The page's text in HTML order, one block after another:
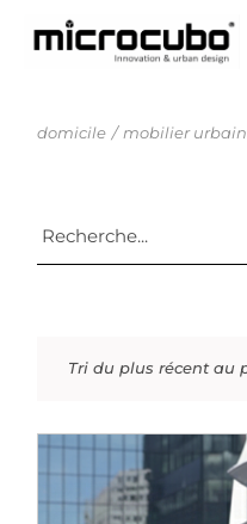
domicile mobilier urbain